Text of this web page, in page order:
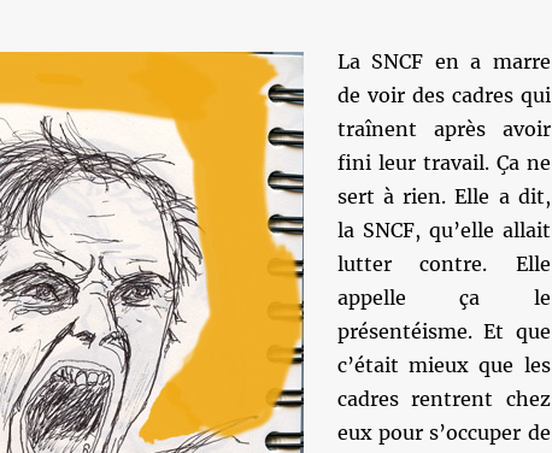
La SNCF en a marre
de voir des cadres qui
traînent après avoir
fini leur travail. Ça ne
sert à rien. Elle a dit,
la SNCF, qu’elle allait
lutter contre. Elle
appelle ça le
présentéisme. Et que
c’était mieux que les
cadres rentrent chez
eux pour s’occuper de